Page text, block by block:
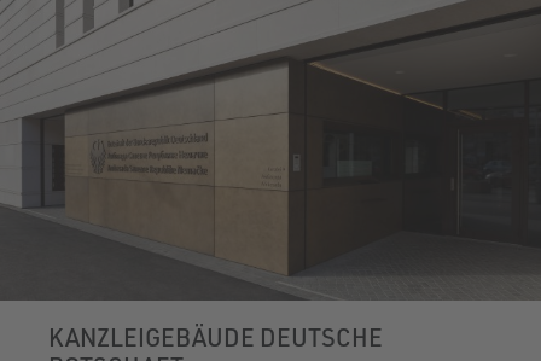
KANZLEIGEBÄUDE DEUTSCHE